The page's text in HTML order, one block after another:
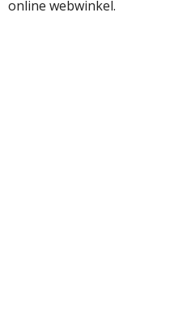
online webwinkel.